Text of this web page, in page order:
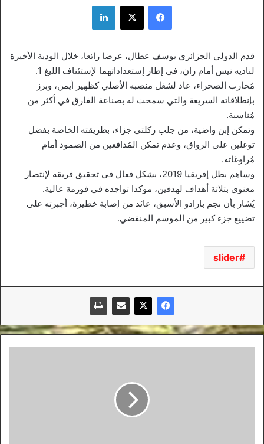
فيسبوك ‫X لينكدإن
قدم الدولي الجزائري يوسف عطال، عرضا رائعا، خلال الودية الأخيرة
لناديه نيس أمام ران، في إطار إستعداداتهما لإستئناف الليغ 1.
مُحارب الصحراء، عاد لشغل منصبه الأصلي كظهير أيمن، وبرز
بإنطلاقاته السريعة والتي سمحت له بصناعة الفارق في أكثر من
مُناسبة.
وتمكن إبن واضية، من جلب ركلتي جزاء، بطريقته الخاصة بفضل
توغلين على الرواق، وعدم تمكن المُدافعين من الصمود أمام
مُراوغاته.
وساهم بطل إفريقيا 2019، بشكل فعال في تحقيق فريقه لإنتصار
معنوي بثلاثة أهداف لهدفين، مؤكدا تواجده في فورمة عالية.
يُشار بأن نجم بارادو الأسبق، عائد من إصابة خطيرة، أجبرته على
تضييع جزء كبير من الموسم المنقضي.
slider